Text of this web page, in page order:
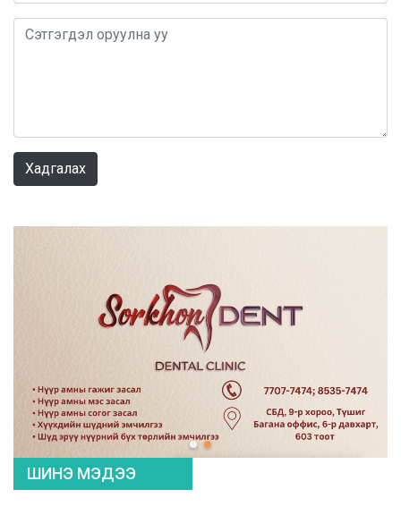
Хадгалах
ШИНЭ МЭДЭЭ